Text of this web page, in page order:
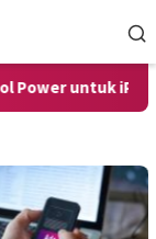
untuk iPhone